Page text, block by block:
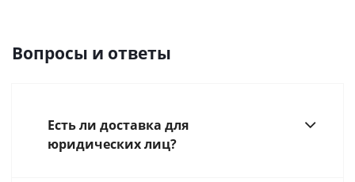
Вопросы и ответы
Есть ли доставка для
юридических лиц?